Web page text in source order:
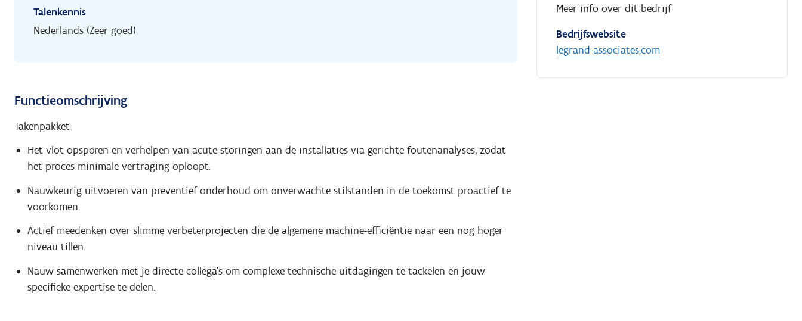
Talenkennis
Nederlands (Zeer goed)
Functieomschrijving
Takenpakket
Het vlot opsporen en verhelpen van acute storingen aan de installaties via gerichte foutenanalyses, zodat
het proces minimale vertraging oploopt.
Nauwkeurig uitvoeren van preventief onderhoud om onverwachte stilstanden in de toekomst proactief te
voorkomen.
Actief meedenken over slimme verbeterprojecten die de algemene machine-efficiëntie naar een nog hoger
niveau tillen.
Nauw samenwerken met je directe collega's om complexe technische uitdagingen te tackelen en jouw
specifieke expertise te delen.
Meer info over dit bedrijf
Bedrijfswebsite
legrand-associates.com